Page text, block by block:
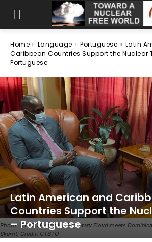
Home Language Portuguese
Latin
Caribbean Countries Support the Nuclear
Portuguese
Photo: CTBTO Executive Secretary Floyd meets
Skerrit. Credit: CTBTO
Latin American and
Countries Support the
– Portuguese